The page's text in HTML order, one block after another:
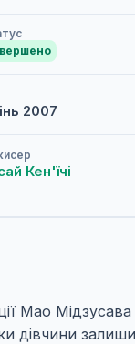
2007
Кен'їчі
Мао
дівчини